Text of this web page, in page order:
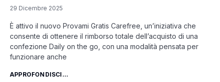
29 Dicembre 2025
È attivo il nuovo Provami Gratis Carefree, un’iniziativa che
consente di ottenere il rimborso totale dell’acquisto di una
confezione Daily on the go, con una modalità pensata per
funzionare anche
APPROFONDISCI...